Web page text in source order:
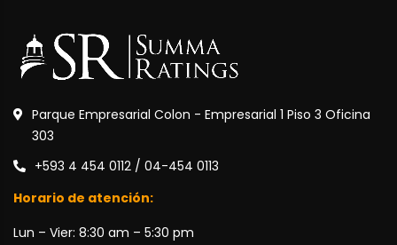
Parque Empresarial Colon - Empresarial 1 Piso 3 Oficina
303
+593 4 454 0112 / 04-454 0113
Horario de atención:
Lun – Vier: 8:30 am – 5:30 pm